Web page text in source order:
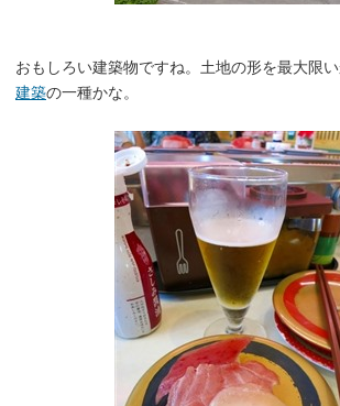
おもしろい建築物ですね。土地の形を最大限い
建築の一種かな。